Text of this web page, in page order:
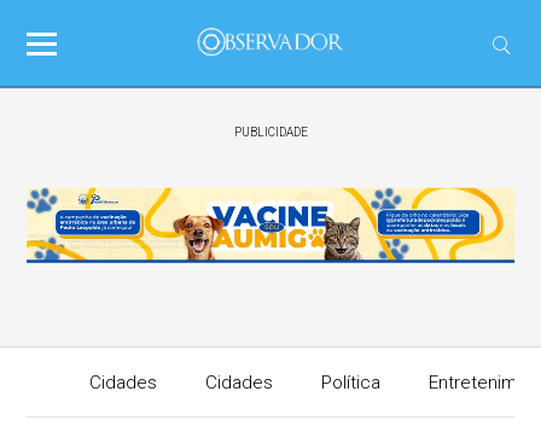
PUBLICIDADE
Cidades Cidades Política